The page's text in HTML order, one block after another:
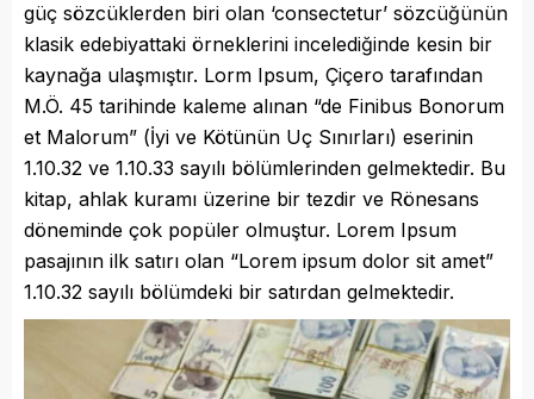
güç sözcüklerden biri olan ‘consectetur’ sözcüğünün
klasik edebiyattaki örneklerini incelediğinde kesin bir
kaynağa ulaşmıştır. Lorm Ipsum, Çiçero tarafından
M.Ö. 45 tarihinde kaleme alınan “de Finibus Bonorum
et Malorum” (İyi ve Kötünün Uç Sınırları) eserinin
1.10.32 ve 1.10.33 sayılı bölümlerinden gelmektedir. Bu
kitap, ahlak kuramı üzerine bir tezdir ve Rönesans
döneminde çok popüler olmuştur. Lorem Ipsum
pasajının ilk satırı olan “Lorem ipsum dolor sit amet”
1.10.32 sayılı bölümdeki bir satırdan gelmektedir.